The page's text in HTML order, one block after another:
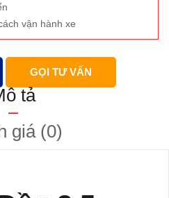
vận hành xe
GỌI TƯ VẤN
tả
giá (0)